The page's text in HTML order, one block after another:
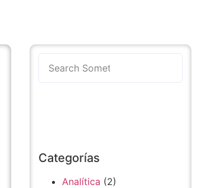
Categorías
Analítica (2)